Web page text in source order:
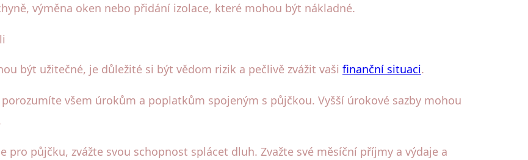
výměna oken nebo přidání izolace, které mohou být nákladné.
být užitečné, je důležité si být vědom rizik a pečlivě zvážit vaši finanční situaci.
všem úrokům a poplatkům spojeným s půjčkou. Vyšší úrokové sazby mohou
pro půjčku, zvážte svou schopnost splácet dluh. Zvažte své měsíční příjmy a výdaje a